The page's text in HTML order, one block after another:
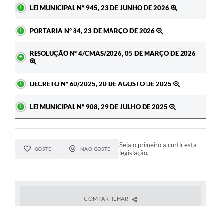
LEI MUNICIPAL Nº 945, 23 DE JUNHO DE 2026
PORTARIA Nº 84, 23 DE MARÇO DE 2026
RESOLUÇÃO Nº 4/CMAS/2026, 05 DE MARÇO DE 2026
DECRETO Nº 60/2025, 20 DE AGOSTO DE 2025
LEI MUNICIPAL Nº 908, 29 DE JULHO DE 2025
GOSTEI NÃO GOSTEI
Seja o primeiro a curtir esta
legislação.
COMPARTILHAR